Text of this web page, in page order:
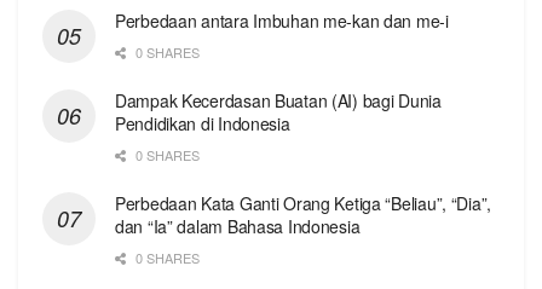
Perbedaan antara Imbuhan me-kan dan me-i
0 SHARES
Dampak Kecerdasan Buatan (AI) bagi Dunia
Pendidikan di Indonesia
0 SHARES
Perbedaan Kata Ganti Orang Ketiga “Beliau”, “Dia”,
dan “Ia” dalam Bahasa Indonesia
0 SHARES